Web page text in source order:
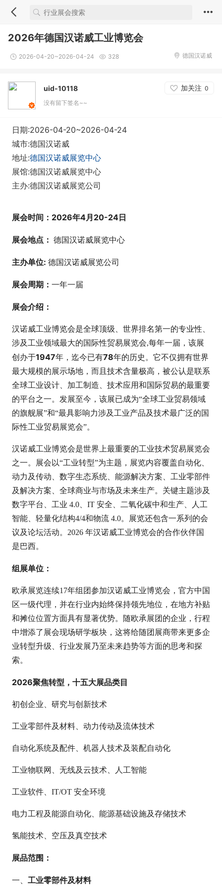
2026年德国汉诺威工业博览会
2026-04-20~2026-04-24 328 德国汉诺威
uid-10118 加关注 0
没有留下签名~~
日期:2026-04-20~2026-04-24
城市:德国汉诺威
地址:德国汉诺威展览中心
展馆:德国汉诺威展览中心
主办:德国汉诺威展览公司
展会时间：2026年4月20-24日
展会地点： 德国汉诺威展览中心
主办单位: 德国汉诺威展览公司
展会周期： 一年一届
展会介绍：
汉诺威工业博览会是全球顶级、世界排名第一的专业性、
涉及工业领域最大的国际性贸易展览会,每年一届，该展
创办于1947年，迄今已有78年的历史。它不仅拥有世界
最大规模的展示场地，而且技术含量极高，被公认是联系
全球工业设计、加工制造、技术应用和国际贸易的最重要
的平台之一。发展至今，该展已成为“全球工业贸易领域
的旗舰展”和“最具影响力涉及工业产品及技术最广泛的国
际性工业贸易展览会”。
汉诺威工业博览会是世界上最重要的工业技术贸易展览会
之一。展会以“工业转型”为主题，展览内容覆盖自动化、
动力及传动、数字生态系统、能源解决方案、工业零部件
及解决方案、全球商业与市场及未来生产。关键主题涉及
数字平台、工业 4.0、IT 安全、二氧化碳中和生产、人工
智能、轻量化结构4/4和物流 4.0。展览还包含一系列的会
议及论坛活动。2026 年汉诺威工业博览会的合作伙伴国
是巴西。
组展单位：
欧承展览连续17年组团参加汉诺威工业博览会，官方中国
区一级代理，并在行业内始终保持领先地位，在地方补贴
和摊位位置方面具有显著优势。随欧承展团的企业，行程
中增添了展会现场研学板块，这将给随团展商带来更多企
业转型升级、行业发展乃至未来趋势等方面的思考和探
索。
2026聚焦转型，十五大展品类目
初创企业、研究与创新技术
工业零部件及材料、动力传动及流体技术
自动化系统及配件、机器人技术及装配自动化
工业物联网、无线及云技术、人工智能
工业软件、IT/OT 安全环境
电力工程及能源自动化、能源基础设施及存储技术
氢能技术、空压及真空技术
展品范围：
一、 工业零部件及材料